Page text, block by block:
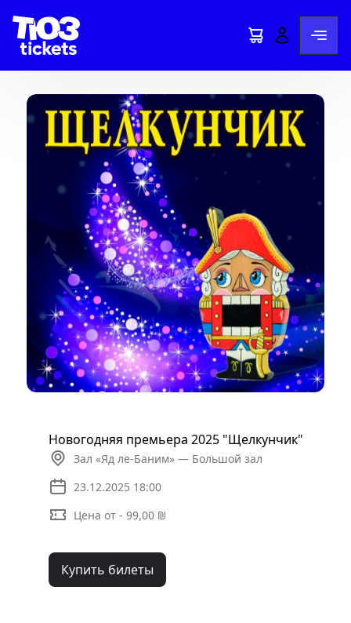
Новогодняя премьера 2025 "Щелкунчик"
Зал «Яд ле-Баним» — Большой зал
23.12.2025 18:00
Цена от - 99,00 ₪
Купить билеты